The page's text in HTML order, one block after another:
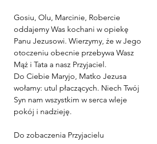
Gosiu, Olu, Marcinie, Robercie
oddajemy Was kochani w opiekę
Panu Jezusowi. Wierzymy, że w Jego
otoczeniu obecnie przebywa Wasz
Mąż i Tata a nasz Przyjaciel.
Do Ciebie Maryjo, Matko Jezusa
wołamy: utul płaczących. Niech Twój
Syn nam wszystkim w serca wleje
pokój i nadzieję.
Do zobaczenia Przyjacielu